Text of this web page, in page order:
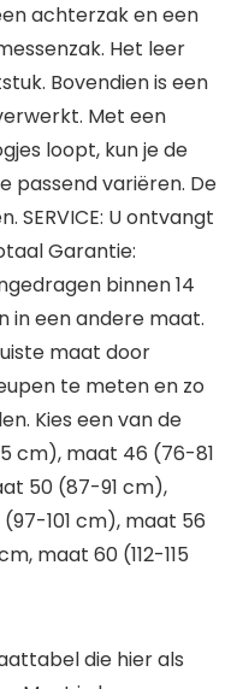
achterzak en een
Het leer
Bovendien is een
Met een
loopt, kun je de
passend variëren. De
SERVICE: U ontvangt
Garantie:
binnen 14
in een andere maat.
maat door
te meten en zo
Kies een van de
cm), maat 46 (76-81
50 (87-91 cm),
101 cm), maat 56
maat 60 (112-115
die hier als